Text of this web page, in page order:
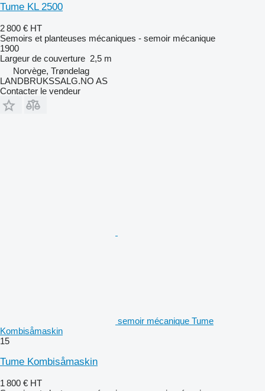
Tume KL 2500
2 800 € HT
Semoirs et planteuses mécaniques - semoir mécanique
1900
Largeur de couverture 2,5 m
Norvège, Trøndelag
LANDBRUKSSALG.NO AS
Contacter le vendeur
semoir mécanique Tume
Kombisåmaskin
15
Tume Kombisåmaskin
1 800 € HT